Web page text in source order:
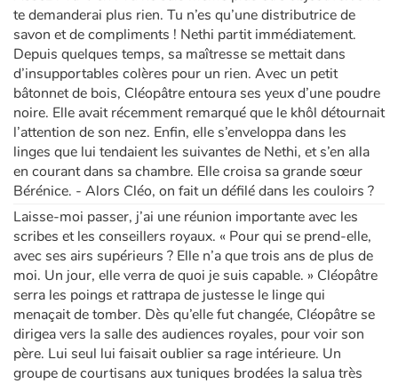
te demanderai plus rien. Tu n’es qu’une distributrice de
savon et de compliments ! Nethi partit immédiatement.
Depuis quelques temps, sa maîtresse se mettait dans
d’insupportables colères pour un rien. Avec un petit
bâtonnet de bois, Cléopâtre entoura ses yeux d’une poudre
noire. Elle avait récemment remarqué que le khôl détournait
l’attention de son nez. Enfin, elle s’enveloppa dans les
linges que lui tendaient les suivantes de Nethi, et s’en alla
en courant dans sa chambre. Elle croisa sa grande sœur
Bérénice. - Alors Cléo, on fait un défilé dans les couloirs ?
Laisse-moi passer, j’ai une réunion importante avec les
scribes et les conseillers royaux. « Pour qui se prend-elle,
avec ses airs supérieurs ? Elle n’a que trois ans de plus de
moi. Un jour, elle verra de quoi je suis capable. » Cléopâtre
serra les poings et rattrapa de justesse le linge qui
menaçait de tomber. Dès qu’elle fut changée, Cléopâtre se
dirigea vers la salle des audiences royales, pour voir son
père. Lui seul lui faisait oublier sa rage intérieure. Un
groupe de courtisans aux tuniques brodées la salua très